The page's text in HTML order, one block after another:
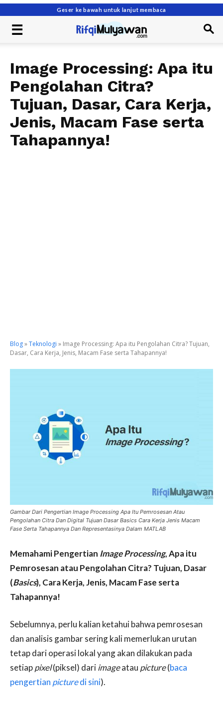
Geser ke bawah untuk lanjut membaca
Image Processing: Apa itu
Pengolahan Citra?
Tujuan, Dasar, Cara Kerja,
Jenis, Macam Fase serta
Tahapannya!
Blog»Teknologi » Image Processing: Apa itu Pengolahan Citra? Tujuan,
Dasar, Cara Kerja, Jenis, Macam Fase serta Tahapannya!
Gambar Dari Pengertian Image Processing Apa Itu Pemrosesan Atau
Pengolahan Citra Dan Digital Tujuan Dasar Basics Cara Kerja Jenis Macam
Fase Serta Tahapannya Dan Representasinya Dalam MATLAB
Memahami Pengertian Image Processing, Apa itu
Pemrosesan atau Pengolahan Citra? Tujuan, Dasar
(Basics), Cara Kerja, Jenis, Macam Fase serta
Tahapannya!
Sebelumnya, perlu kalian ketahui bahwa pemrosesan
dan analisis gambar sering kali memerlukan urutan
tetap dari operasi lokal yang akan dilakukan pada
setiappixel(piksel) dariimageatau picture(baca
pengertian picturedi sini).